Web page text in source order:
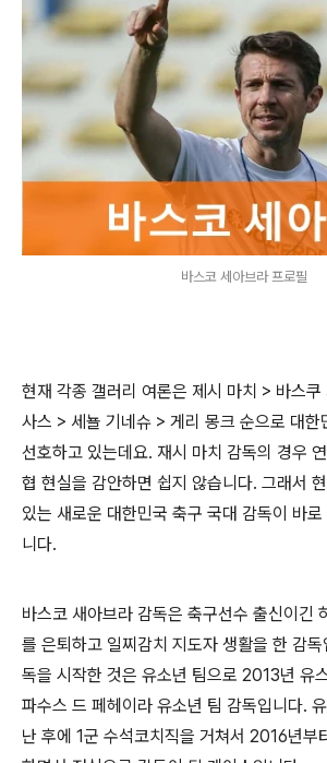
바스코 세아브라 프로필
현재 각종 갤러리 여론은 제시 마치 > 바스
사스 > 세뇰 기네슈 > 게리 몽크 순으로 대한
선호하고 있는데요. 재시 마치 감독의 경우
협 현실을 감안하면 쉽지 않습니다. 그래서
있는 새로운 대한민국 축구 국대 감독이 바
니다.
바스코 새아브라 감독은 축구선수 출신이긴
를 은퇴하고 일찌감치 지도자 생활을 한 감
독을 시작한 것은 유소년 팀으로 2013년 유
파수스 드 페헤이라 유소년 팀 감독입니다.
난 후에 1군 수석코치직을 거쳐서 2016년부